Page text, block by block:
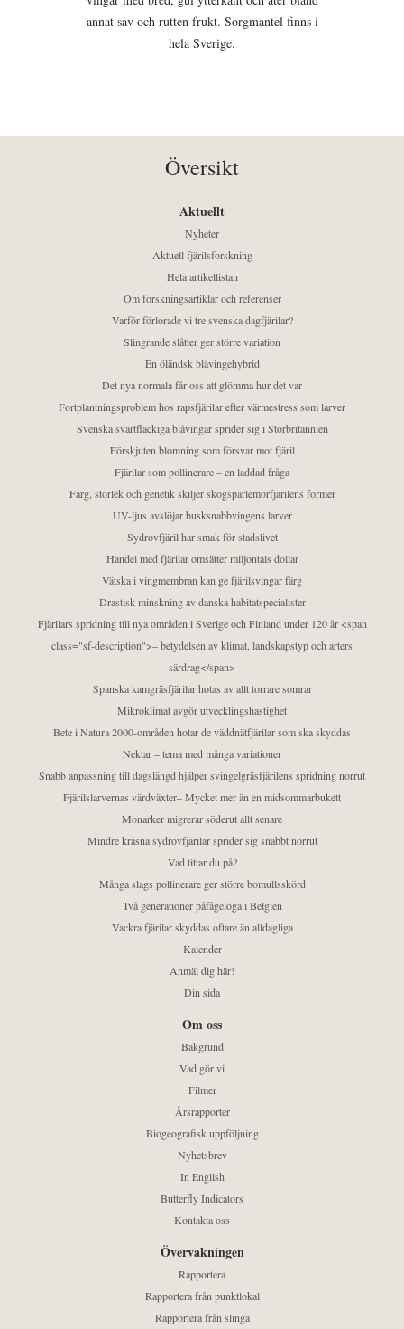
annat sav och rutten frukt. Sorgmantel finns i
hela Sverige.
Översikt
Aktuellt
Nyheter
Aktuell fjärilsforskning
Hela artikellistan
Om forskningsartiklar och referenser
Varför förlorade vi tre svenska dagfjärilar?
Slingrande slåtter ger större variation
En öländsk blåvingehybrid
Det nya normala får oss att glömma hur det var
Fortplantningsproblem hos rapsfjärilar efter värmestress som larver
Svenska svartfläckiga blåvingar sprider sig i Storbritannien
Förskjuten blomning som försvar mot fjäril
Fjärilar som pollinerare – en laddad fråga
Färg, storlek och genetik skiljer skogspärlemorfjärilens former
UV-ljus avslöjar busksnabbvingens larver
Sydrovfjäril har smak för stadslivet
Handel med fjärilar omsätter miljontals dollar
Vätska i vingmembran kan ge fjärilsvingar färg
Drastisk minskning av danska habitatspecialister
Fjärilars spridning till nya områden i Sverige och Finland under 120 år <span
class="sf-description">– betydelsen av klimat, landskapstyp och arters
särdrag</span>
Spanska kamgräsfjärilar hotas av allt torrare somrar
Mikroklimat avgör utvecklingshastighet
Bete i Natura 2000-områden hotar de väddnätfjärilar som ska skyddas
Nektar – tema med många variationer
Snabb anpassning till dagslängd hjälper svingelgräsfjärilens spridning norrut
Fjärilslarvernas värdväxter– Mycket mer än en midsommarbukett
Monarker migrerar söderut allt senare
Mindre kräsna sydrovfjärilar sprider sig snabbt norrut
Vad tittar du på?
Många slags pollinerare ger större bomullsskörd
Två generationer påfågelöga i Belgien
Vackra fjärilar skyddas oftare än alldagliga
Kalender
Anmäl dig här!
Din sida
Om oss
Bakgrund
Vad gör vi
Filmer
Årsrapporter
Biogeografisk uppföljning
Nyhetsbrev
In English
Butterfly Indicators
Kontakta oss
Övervakningen
Rapportera
Rapportera från punktlokal
Rapportera från slinga